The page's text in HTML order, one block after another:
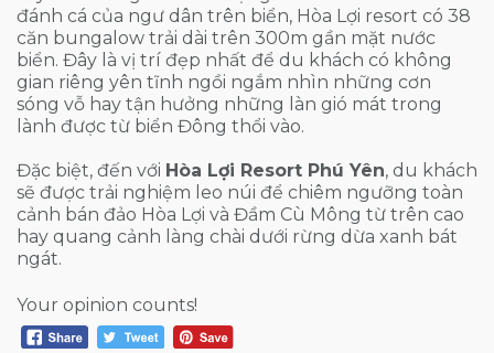
đánh cá của ngư dân trên biển, Hòa Lợi resort có 38
căn bungalow trải dài trên 300m gần mặt nước
biển. Đây là vị trí đẹp nhất để du khách có không
gian riêng yên tĩnh ngồi ngắm nhìn những cơn
sóng vỗ hay tận hưởng những làn gió mát trong
lành được từ biển Đông thổi vào.
Đặc biệt, đến với Hòa Lợi Resort Phú Yên, du khách
sẽ được trải nghiệm leo núi để chiêm ngưỡng toàn
cảnh bán đảo Hòa Lợi và Đầm Cù Mông từ trên cao
hay quang cảnh làng chài dưới rừng dừa xanh bát
ngát.
Your opinion counts!